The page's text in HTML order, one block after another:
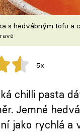
s hedvábným tofu a
5x
chilli pasta
Jemné
jako rychlá a